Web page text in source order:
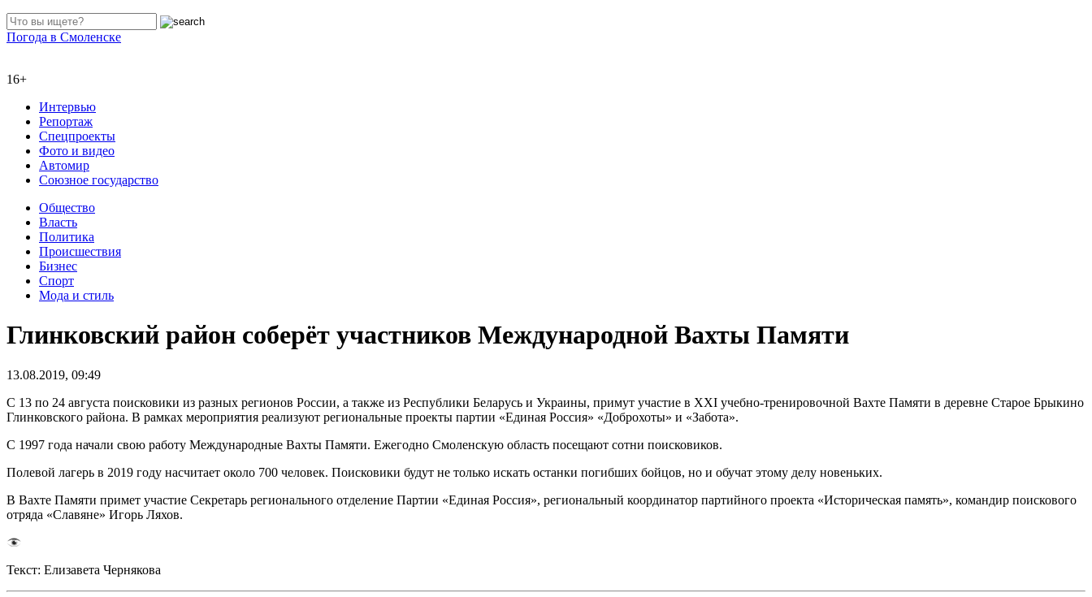
Погода в Смоленске
16+
Интервью
Репортаж
Спецпроекты
Фото и видео
Автомир
Союзное государство
Общество
Власть
Политика
Происшествия
Бизнес
Спорт
Мода и стиль
Глинковский район соберёт участников Международной Вахты Памяти
13.08.2019, 09:49
С 13 по 24 августа поисковики из разных регионов России, а также из Республики Беларусь и Украины, примут участие в ХХI учебно-тренировочной Вахте Памяти в деревне Старое Брыкино
Глинковского района. В рамках мероприятия реализуют региональные проекты партии «Единая Россия» «Доброхоты» и «Забота».
С 1997 года начали свою работу Международные Вахты Памяти. Ежегодно Смоленскую область посещают сотни поисковиков.
Полевой лагерь в 2019 году насчитает около 700 человек. Поисковики будут не только искать останки погибших бойцов, но и обучат этому делу новеньких.
В Вахте Памяти примет участие Секретарь регионального отделение Партии «Единая Россия», региональный координатор партийного проекта «Историческая память», командир поискового
отряда «Славяне» Игорь Ляхов.
Текст: Елизавета Чернякова